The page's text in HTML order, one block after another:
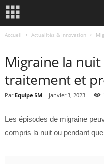
Accueil Actualités & Innovation
Migraine la nuit
traitement et
Par Equipe SM - janvier 3, 2023
Les épisodes de migraine
compris la nuit ou pendant